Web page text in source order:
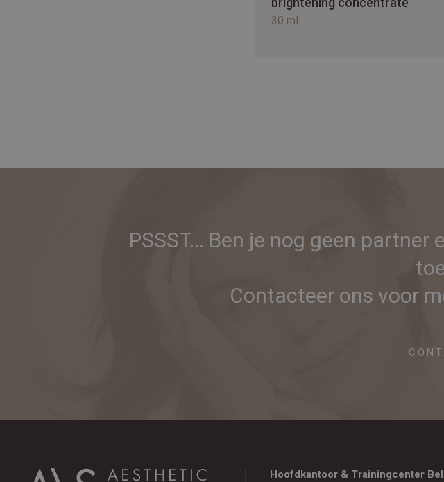
30 ml
PSSST... Ben je nog geen
Contacteer ons voor
Hoofdkantoor & Trainingcenter